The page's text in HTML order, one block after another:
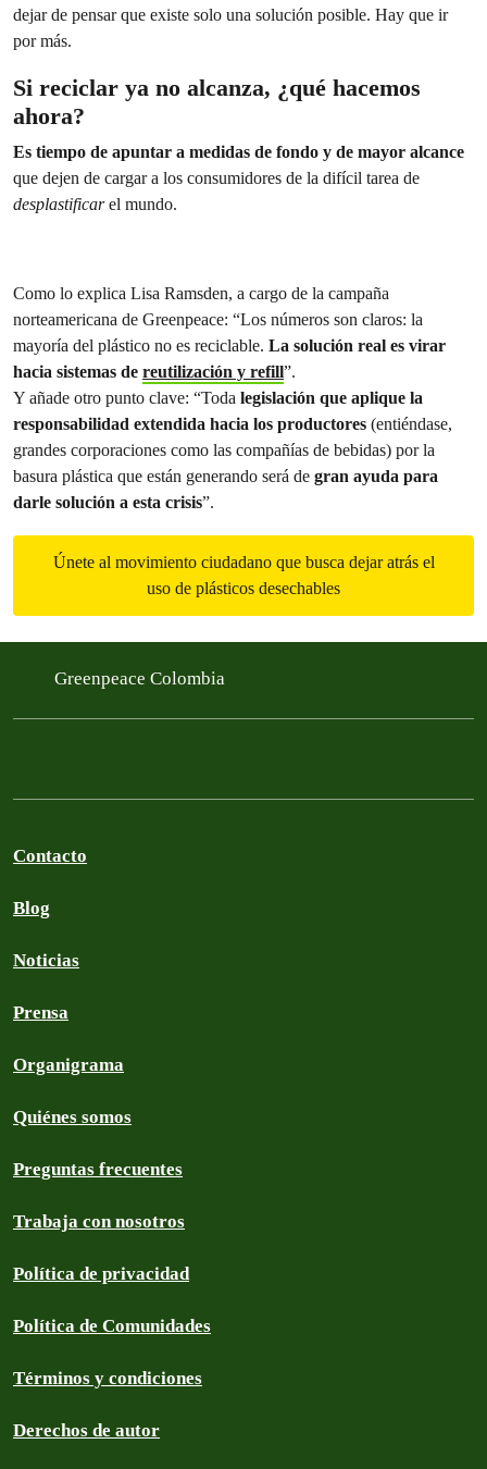
dejar de pensar que existe solo una solución posible. Hay que ir
por más.
Si reciclar ya no alcanza, ¿qué hacemos
ahora?
Es tiempo de apuntar a medidas de fondo y de mayor alcance
que dejen de cargar a los consumidores de la difícil tarea de
desplastificarel mundo.
Como lo explica Lisa Ramsden, a cargo de la campaña
norteamericana de Greenpeace: “Los números son claros: la
mayoría del plástico no es reciclable. La solución real es virar
hacia sistemas de reutilización y refill”.
Y añade otro punto clave: “Toda legislación que aplique la
responsabilidad extendida hacia los productores (entiéndase,
grandes corporaciones como las compañías de bebidas) por la
basura plástica que están generando será de gran ayuda para
darle solución a esta crisis”.
Únete al movimiento ciudadano que busca dejar atrás el
uso de plásticos desechables
Greenpeace Colombia
Contacto
Blog
Noticias
Prensa
Organigrama
Quiénes somos
Preguntas frecuentes
Trabaja con nosotros
Política de privacidad
Política de Comunidades
Términos y condiciones
Derechos de autor